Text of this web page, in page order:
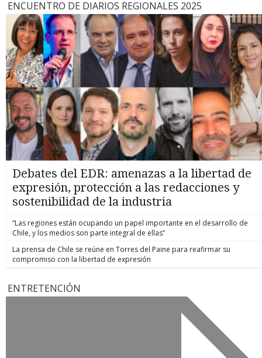
ENCUENTRO DE DIARIOS REGIONALES 2025
Debates del EDR: amenazas a la libertad de
expresión, protección a las redacciones y
sostenibilidad de la industria
“Las regiones están ocupando un papel importante en el desarrollo de
Chile, y los medios son parte integral de ellas”
La prensa de Chile se reúne en Torres del Paine para reafirmar su
compromiso con la libertad de expresión
ENTRETENCIÓN